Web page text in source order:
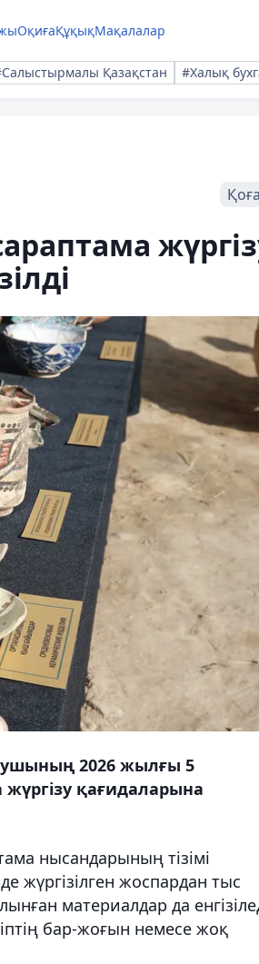
ОқиғаҚұқықМақалалар
Қазақстан #Халық
2026 жылғы 5
қағидаларына
нысандарының тізімі
жүргізілген жоспардан тыс
материалдар да
бар-жоғын немесе жоқ